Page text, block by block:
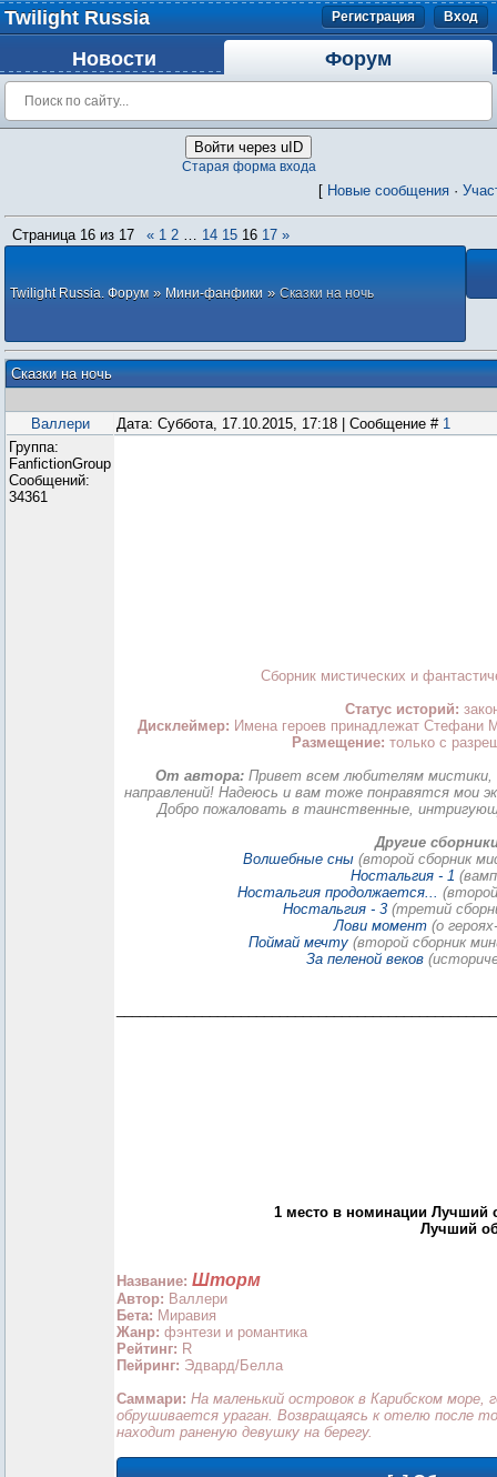
Twilight Russia Регистрация Вход
Новости Форум
Войти через uID
Старая форма входа
[ Новые сообщения ·
Страница 16 из 17 « 1 2 … 14 15 16 17 »
Twilight Russia. Форум » Мини-фанфики » Сказки на ночь
Сказки на ночь
Валлери Дата: Суббота, 17.10.2015, 17:18 | Сообщение # 1
Группа:
FanfictionGroup
Сообщений:
34361
Сборник мистических и
Статус историй:
Дисклеймер: Имена героев принадлежат Стефани
Размещение: только с
От автора:Привет всем любителям мистики,
направлений! Надеюсь и вам тоже понравятся мои
Добро пожаловать в таинственные,
Другие
Волшебные сны (второй сборник
Ностальгия - 1
Ностальгия продолжается...
Ностальгия - 3 (третий
Лови момент(о
Поймай мечту(второй сборник
За пеленой веков
1 место в номинации Лучший
Лучший
Название: Шторм
Автор: Валлери
Бета: Миравия
Жанр: фэнтези и романтика
Рейтинг: R
Пейринг: Эдвард/Белла
Саммари: На маленький островок в Карибском море,
обрушивается ураган. Возвращаясь к отелю после
находит раненую девушку на берегу.